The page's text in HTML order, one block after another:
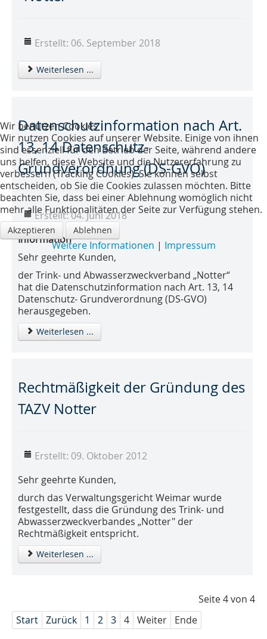
Erstellt: 06. September 2018
Weiterlesen ...
Datenschutzinformation nach Art.
13, 14 Datenschutz-
Grundverordnung (DS-GVO)
Erstellt: 04. Juni 2018
Information
Sehr geehrte Kunden,
der Trink- und Abwasserzweckverband „Notter“
hat die Datenschutzinformation nach Art. 13, 14
Datenschutz- Grundverordnung (DS-GVO)
herausgegeben.
Weiterlesen ...
Rechtmäßigkeit der Gründung des
TAZV Notter
Erstellt: 09. Oktober 2012
Sehr geehrte Kunden,
durch das Verwaltungsgericht Weimar wurde
festgestellt, dass die Gründung des Trink- und
Abwasserzweckverbandes „Notter" der
Rechtmäßigkeit entspricht.
Weiterlesen ...
Seite 4 von 4
Start Zurück 1 2 3 4 Weiter Ende
Wir benutzen Cookies
Wir nutzen Cookies auf unserer Website. Einige von ihnen
sind essenziell für den Betrieb der Seite, während andere
uns helfen, diese Website und die Nutzererfahrung zu
verbessern (Tracking Cookies). Sie können selbst
entscheiden, ob Sie die Cookies zulassen möchten. Bitte
beachten Sie, dass bei einer Ablehnung womöglich nicht
mehr alle Funktionalitäten der Seite zur Verfügung stehen.
Akzeptieren Ablehnen
Weitere Informationen | Impressum